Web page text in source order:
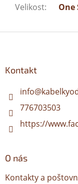
Velikost: One
Kontakt
info@
776703503
https://
O nás
Kontakty a